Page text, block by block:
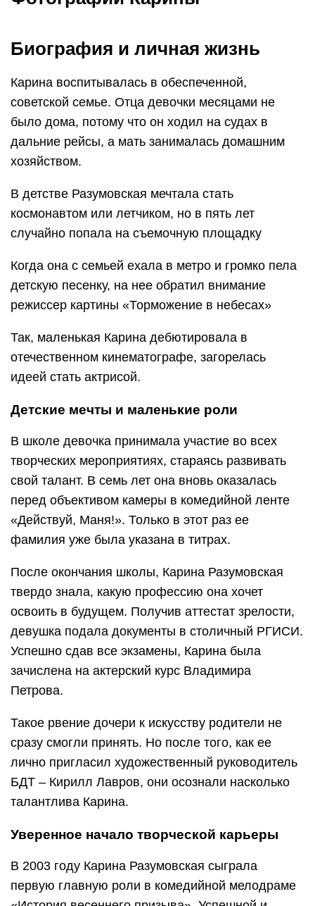
Биография и личная жизнь
Карина воспитывалась в обеспеченной,
советской семье. Отца девочки месяцами не
было дома, потому что он ходил на судах в
дальние рейсы, а мать занималась домашним
хозяйством.
В детстве Разумовская мечтала стать
космонавтом или летчиком, но в пять лет
случайно попала на съемочную площадку
Когда она с семьей ехала в метро и громко пела
детскую песенку, на нее обратил внимание
режиссер картины «Торможение в небесах»
Так, маленькая Карина дебютировала в
отечественном кинематографе, загорелась
идеей стать актрисой.
Детские мечты и маленькие роли
В школе девочка принимала участие во всех
творческих мероприятиях, стараясь развивать
свой талант. В семь лет она вновь оказалась
перед объективом камеры в комедийной ленте
«Действуй, Маня!». Только в этот раз ее
фамилия уже была указана в титрах.
После окончания школы, Карина Разумовская
твердо знала, какую профессию она хочет
освоить в будущем. Получив аттестат зрелости,
девушка подала документы в столичный РГИСИ.
Успешно сдав все экзамены, Карина была
зачислена на актерский курс Владимира
Петрова.
Такое рвение дочери к искусству родители не
сразу смогли принять. Но после того, как ее
лично пригласил художественный руководитель
БДТ – Кирилл Лавров, они осознали насколько
талантлива Карина.
Уверенное начало творческой карьеры
В 2003 году Карина Разумовская сыграла
первую главную роли в комедийной мелодраме